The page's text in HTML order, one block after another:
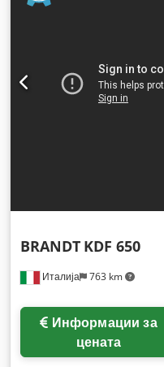
Италија 763 km
BRANDT KDF 650
цената